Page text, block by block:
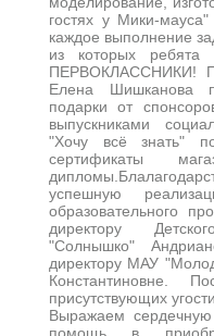
гостях у Мики-
каждое выполнение
из которых ребята
ПЕРВОКЛАССНИКИ!
Елена Шишканова
подарки от
выпускниками
"Хочу всё знать"
сертификаты
успешную
образовательного
директору
"Солнышко"
директору МАУ
присутствующих
Выражаем